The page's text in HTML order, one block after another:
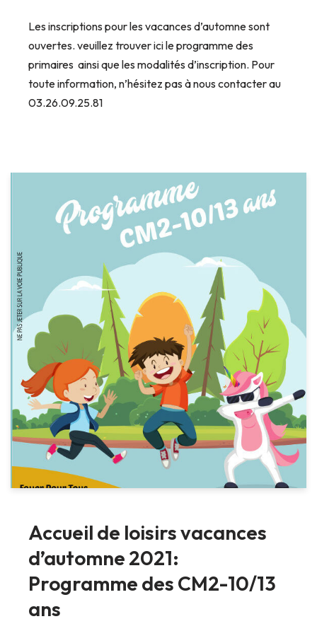
Les inscriptions pour les vacances d’automne sont
ouvertes. veuillez trouver ici le programme des
primaires ainsi que les modalités d’inscription. Pour
toute information, n’hésitez pas à nous contacter au
03.26.09.25.81
Accueil de loisirs vacances
d’automne 2021:
Programme des CM2-10/13
ans